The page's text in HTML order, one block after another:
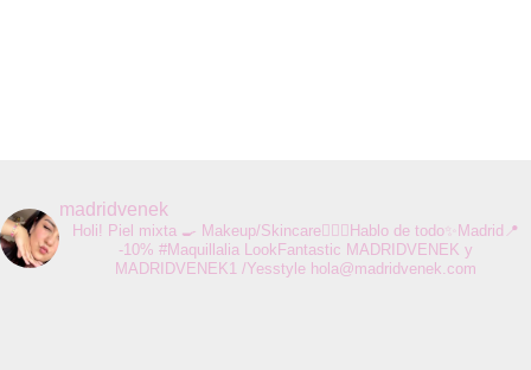
madridvenek
Holi! Piel mixta 🍳 Makeup/Skincare💆🏻‍♀️Hablo de todo✨Madrid📍
-10% #Maquillalia LookFantastic MADRIDVENEK y
MADRIDVENEK1 /Yesstylehola@madridvenek.com